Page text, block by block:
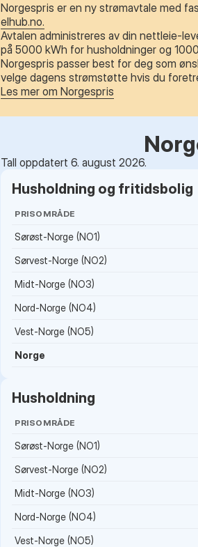
Norgespris er en ny strømavtale med
elhub.no.
Avtalen administreres av din nettleie-
på 5000 kWh for husholdninger og
Norgespris passer best for deg som
velge dagens strømstøtte hvis du
Les mer om Norgespris
Tall oppdatert 6. august 2026.
Husholdning og fritidsbolig
PRISOMRÅDE
Sørøst-Norge (NO1)
Sørvest-Norge (NO2)
Midt-Norge (NO3)
Nord-Norge (NO4)
Vest-Norge (NO5)
Norge
Husholdning
PRISOMRÅDE
Sørøst-Norge (NO1)
Sørvest-Norge (NO2)
Midt-Norge (NO3)
Nord-Norge (NO4)
Vest-Norge (NO5)